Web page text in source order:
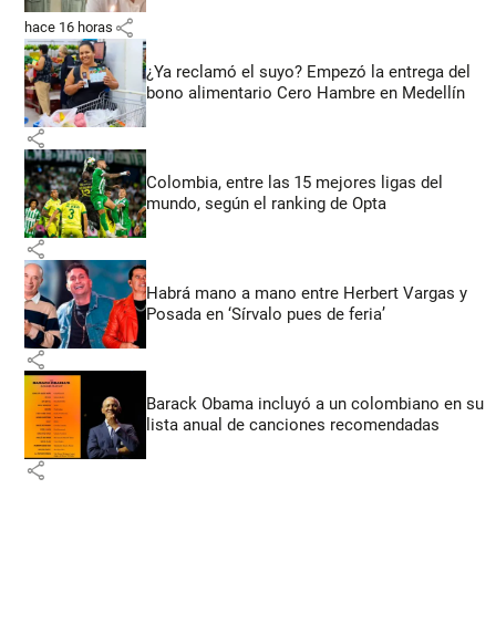
hace 16 horas share
¿Ya reclamó el suyo? Empezó la entrega del
bono alimentario Cero Hambre en Medellín
share
Colombia, entre las 15 mejores ligas del
mundo, según el ranking de Opta
share
Habrá mano a mano entre Herbert Vargas y
Posada en ‘Sírvalo pues de feria’
share
Barack Obama incluyó a un colombiano en su
lista anual de canciones recomendadas
share